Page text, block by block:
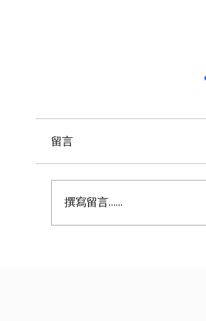
留言
撰寫留言......